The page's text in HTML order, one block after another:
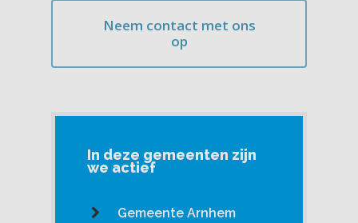
Neem contact met ons
op
In deze gemeenten zijn
we actief
Gemeente Arnhem